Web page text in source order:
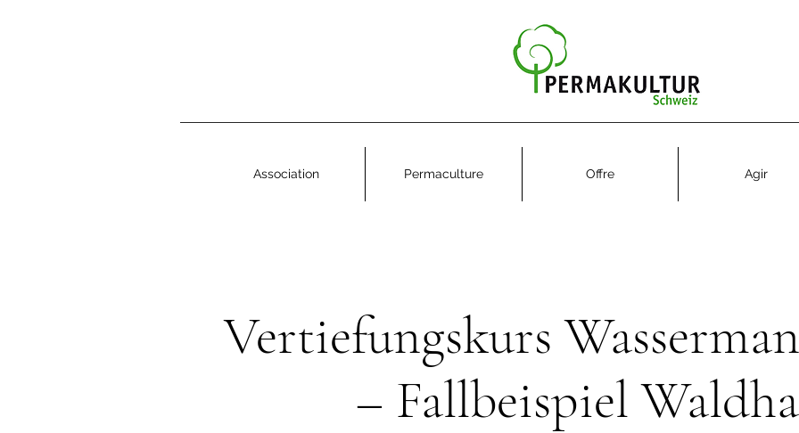
Association Permaculture Offre Agir
Vertiefungskurs
– Fallbeispiel